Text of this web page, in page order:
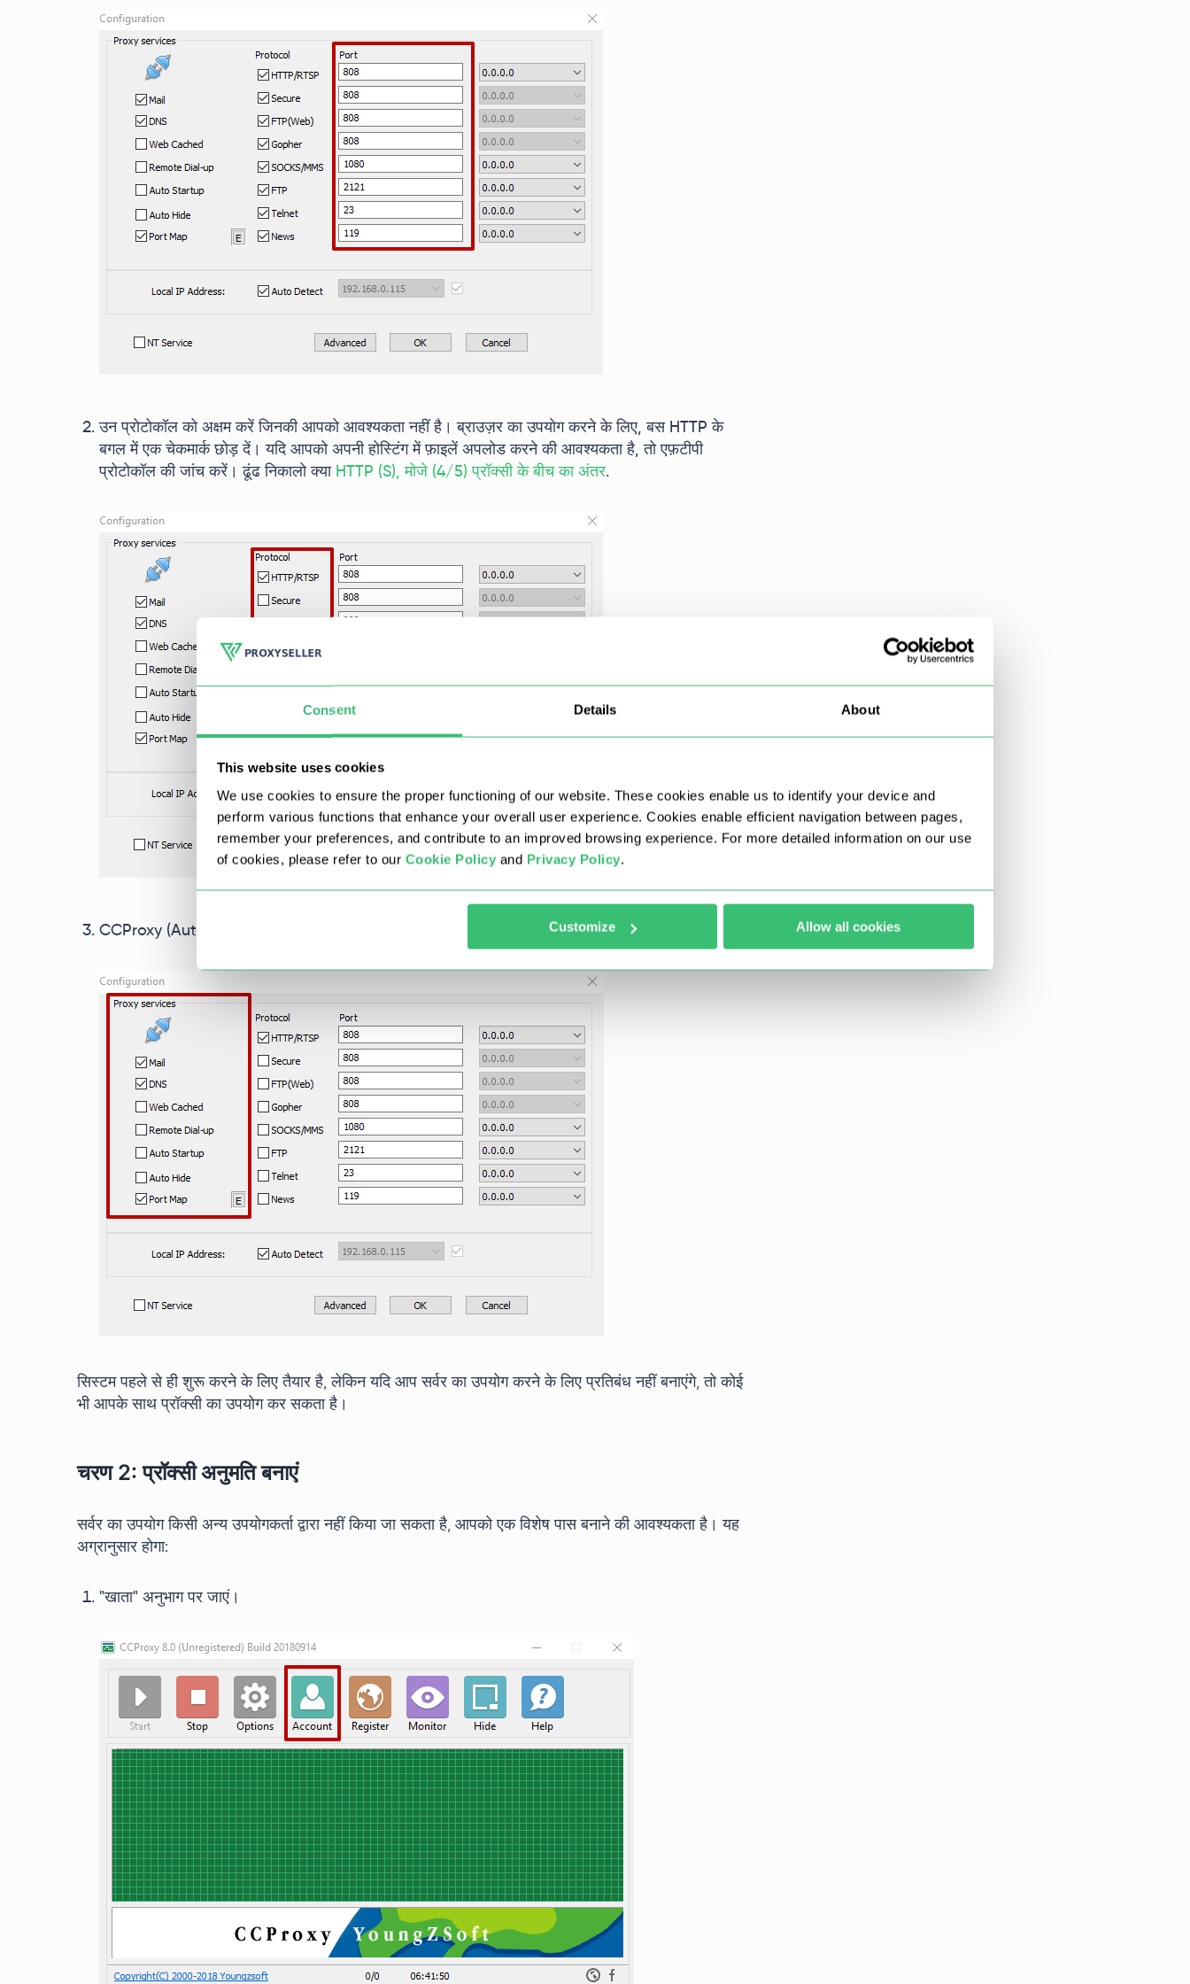
Consent Details About
This website uses cookies
We use cookies to ensure the proper functioning of our website. These cookies enable us to identify your device and
perform various functions that enhance your overall user experience. Cookies enable efficient navigation between pages,
remember your preferences, and contribute to an improved browsing experience. For more detailed information on our use
of cookies, please refer to our Cookie Policy and Privacy Policy.
Customize Allow all cookies
उन प्रोटोकॉल को अक्षम करें जिनकी आपको आवश्यकता नहीं है। ब्राउज़र का उपयोग करने के लिए, बस HTTP के
बगल में एक चेकमार्क छोड़ दें। यदि आपको अपनी होस्टिंग में फ़ाइलें अपलोड करने की आवश्यकता है, तो एफ़टीपी
प्रोटोकॉल की जांच करें। ढूंढ निकालो क्या HTTP (S), मोजे (4/5) प्रॉक्सी के बीच का अंतर.
CCProxy (Autorun, DNS, कम से कम स्टार्टअप, आदि) के प्रबंधन की सुविधा के लिए अतिरिक्त सेटिंग्स सेट करें।
सिस्टम पहले से ही शुरू करने के लिए तैयार है, लेकिन यदि आप सर्वर का उपयोग करने के लिए प्रतिबंध नहीं बनाएंगे, तो कोई
भी आपके साथ प्रॉक्सी का उपयोग कर सकता है।
चरण 2: प्रॉक्सी अनुमति बनाएं
सर्वर का उपयोग किसी अन्य उपयोगकर्ता द्वारा नहीं किया जा सकता है, आपको एक विशेष पास बनाने की आवश्यकता है। यह
अग्रानुसार होगा:
"खाता" अनुभाग पर जाएं।